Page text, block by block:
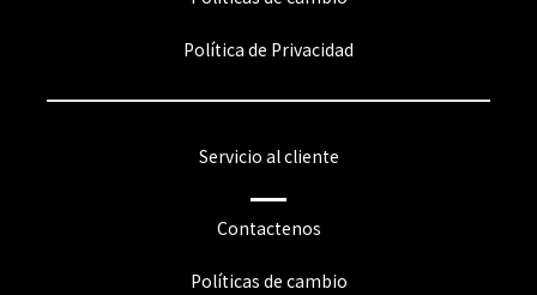
Política de Privacidad
Servicio al cliente
Contactenos
Políticas de cambio